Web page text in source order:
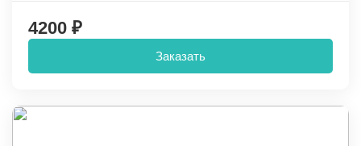
4200 ₽
Заказать